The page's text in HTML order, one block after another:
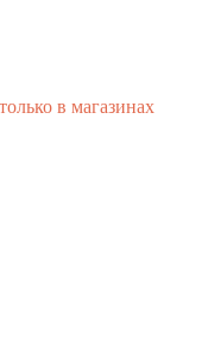
в магазинах